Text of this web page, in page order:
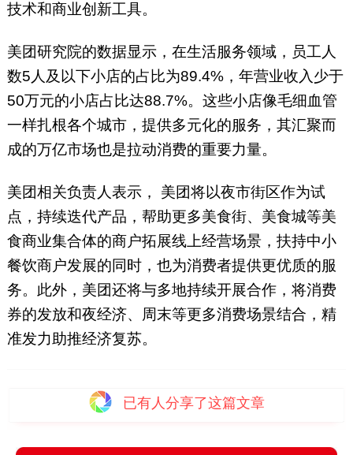
技术和商业创新工具。
美团研究院的数据显示，在生活服务领域，员工人
数5人及以下小店的占比为89.4%，年营业收入少于
50万元的小店占比达88.7%。这些小店像毛细血管
一样扎根各个城市，提供多元化的服务，其汇聚而
成的万亿市场也是拉动消费的重要力量。
美团相关负责人表示， 美团将以夜市街区作为试
点，持续迭代产品，帮助更多美食街、美食城等美
食商业集合体的商户拓展线上经营场景，扶持中小
餐饮商户发展的同时，也为消费者提供更优质的服
务。此外，美团还将与多地持续开展合作，将消费
券的发放和夜经济、周末等更多消费场景结合，精
准发力助推经济复苏。
已有 人分享了这篇文章